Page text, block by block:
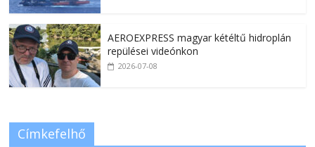
AEROEXPRESS magyar kétéltű hidroplán
repülései videónkon
2026-07-08
Címkefelhő